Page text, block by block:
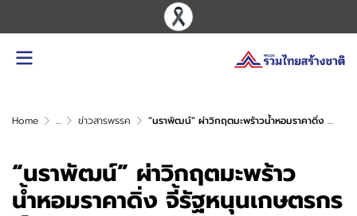
Home ... ข่าวสารพรรค “นราพัฒน์” ผ่าวิกฤตมะพร้าวน้ำหอมราคาดิ่ง จี้รัฐหนุนเกษตรกรเป็นผู้ประกอบการแปรรูป สร้างอำนาจต่อรองราคาผ่าน ‘สหกรณ์เกษตร-อตก.’
“นราพัฒน์” ผ่าวิกฤตมะพร้าว
น้ำหอมราคาดิ่ง จี้รัฐหนุนเกษตรกร